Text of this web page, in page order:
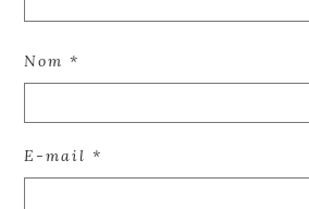
Nom*
E-mail*